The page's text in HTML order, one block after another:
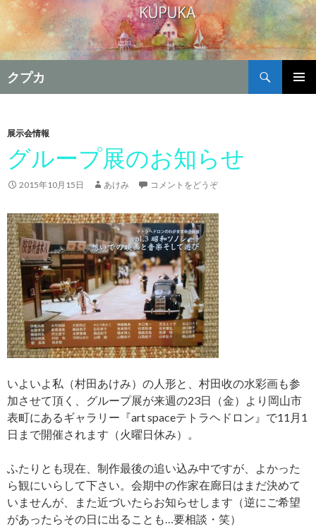
クプカ
索
ン
ツ
へ
移
展示会情報
グループ展のお知らせ
2015年10月15日 あけみ コメントをどうぞ
いよいよ私（村田あけみ）の人形と、村田收の水彩画も参
加させて頂く、グループ展が来週の23日（金）より岡山市
表町にあるギャラリー『art spaceテトラヘドロン』で11月1
日まで開催されます（火曜日休み）。
ふたりとも現在、制作最後の追い込み中ですが、よかった
ら観にいらして下さい。会期中の作家在廊日はまだ決めて
いませんが、また近づいたらお知らせします（逆にご希望
があったらその日に出ることも…要相談・笑）